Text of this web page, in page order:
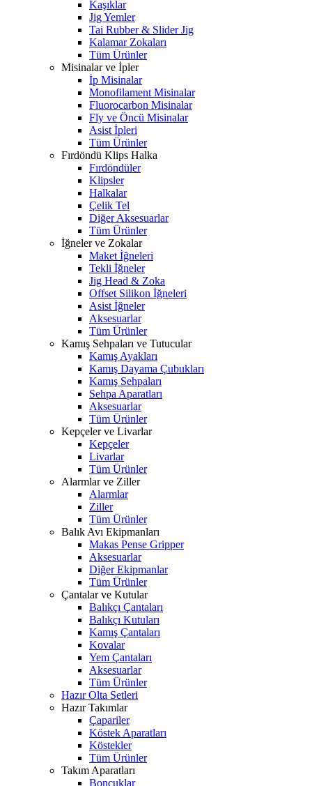
Kaşıklar
Jig Yemler
Tai Rubber & Slider Jig
Kalamar Zokaları
Tüm Ürünler
Misinalar ve İpler
İp Misinalar
Monofilament Misinalar
Fluorocarbon Misinalar
Fly ve Öncü Misinalar
Asist İpleri
Tüm Ürünler
Fırdöndü Klips Halka
Fırdöndüler
Klipsler
Halkalar
Çelik Tel
Diğer Aksesuarlar
Tüm Ürünler
İğneler ve Zokalar
Maket İğneleri
Tekli İğneler
Jig Head & Zoka
Offset Silikon İğneleri
Asist İğneler
Aksesuarlar
Tüm Ürünler
Kamış Sehpaları ve Tutucular
Kamış Ayakları
Kamış Dayama Çubukları
Kamış Sehpaları
Sehpa Aparatları
Aksesuarlar
Tüm Ürünler
Kepçeler ve Livarlar
Kepçeler
Livarlar
Tüm Ürünler
Alarmlar ve Ziller
Alarmlar
Ziller
Tüm Ürünler
Balık Avı Ekipmanları
Makas Pense Gripper
Aksesuarlar
Diğer Ekipmanlar
Tüm Ürünler
Çantalar ve Kutular
Balıkçı Çantaları
Balıkçı Kutuları
Kamış Çantaları
Kovalar
Yem Çantaları
Aksesuarlar
Tüm Ürünler
Hazır Olta Setleri
Hazır Takımlar
Çapariler
Köstek Aparatları
Köstekler
Tüm Ürünler
Takım Aparatları
Boncuklar